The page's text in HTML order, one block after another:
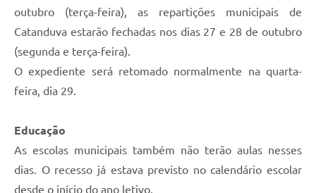
Agenda
SIC
Diário Oficial
Contato
Editais
outubro (terça-feira), as repartições municipais de
Catanduva estarão fechadas nos dias 27 e 28 de outubro
(segunda e terça-feira).
O expediente será retomado normalmente na quarta-
feira, dia 29.
Educação
As escolas municipais também não terão aulas nesses
dias. O recesso já estava previsto no calendário escolar
desde o início do ano letivo.